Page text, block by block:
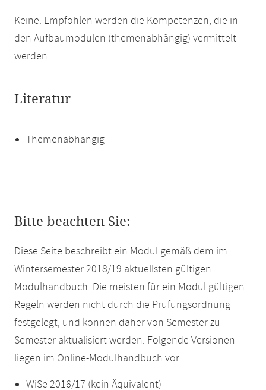
Keine. Empfohlen werden die Kompetenzen, die in
den Aufbaumodulen (themenabhängig) vermittelt
werden.
Literatur
Themenabhängig
Bitte beachten Sie:
Diese Seite beschreibt ein Modul gemäß dem im
Wintersemester 2018/19 aktuellsten gültigen
Modulhandbuch. Die meisten für ein Modul gültigen
Regeln werden nicht durch die Prüfungsordnung
festgelegt, und können daher von Semester zu
Semester aktualisiert werden. Folgende Versionen
liegen im Online-Modulhandbuch vor:
WiSe 2016/17 (kein Äquivalent)